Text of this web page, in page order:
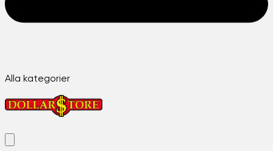
Alla kategorier